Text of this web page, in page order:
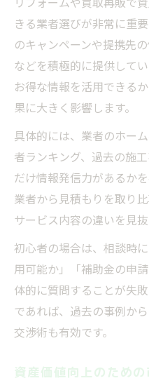
きる業者選びが非常に重
のキャンペーンや提携先
などを積極的に提供して
お得な情報を活用できる
果に大きく影響します。
具体的には、業者のホー
者ランキング、過去の施
だけ情報発信力があるか
業者から見積もりを取り
サービス内容の違いを見抜
初心者の場合は、相談時
用可能か」「補助金の申
体的に質問することが失
であれば、過去の事例か
交渉術も有効です。
資産価値向上のため